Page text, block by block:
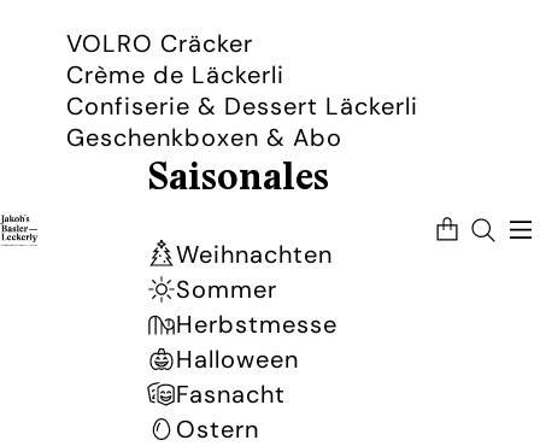
VOLRO Cräcker
Crème de Läckerli
Confiserie & Dessert Läckerli
Geschenkboxen & Abo
Saisonales
Weihnachten
Sommer
Herbstmesse
Halloween
Fasnacht
Ostern
Artikel
im
Warenkorb